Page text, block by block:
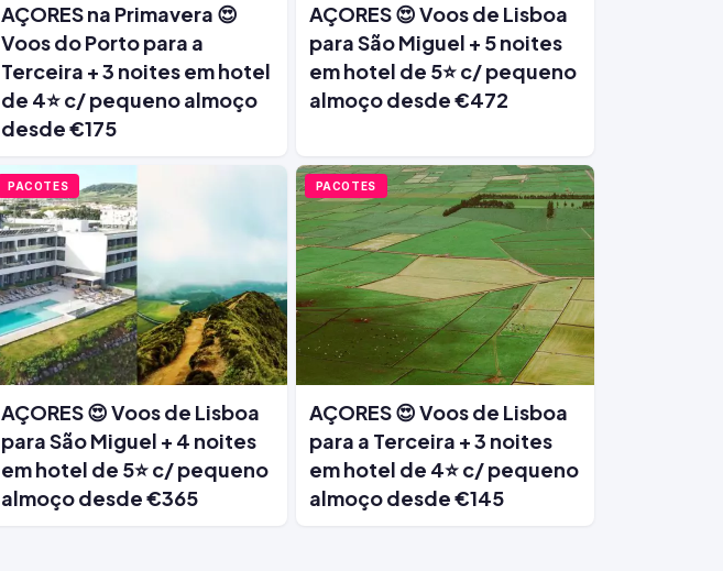
AÇORES na Primavera 😍
Voos do Porto para a
Terceira + 3 noites em hotel
de 4⭐ c/ pequeno almoço
desde €175
AÇORES 😍 Voos de Lisboa
para São Miguel + 5 noites
em hotel de 5⭐ c/ pequeno
almoço desde €472
PACOTES
AÇORES 😍 Voos de Lisboa
para São Miguel + 4 noites
em hotel de 5⭐ c/ pequeno
almoço desde €365
PACOTES
AÇORES 😍 Voos de Lisboa
para a Terceira + 3 noites
em hotel de 4⭐ c/ pequeno
almoço desde €145